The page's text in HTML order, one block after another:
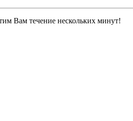
Вам течение нескольких минут!